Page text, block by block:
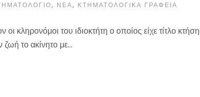
, ΝΕΑ, ΚΤΗΜΑΤΟΛΟΓΙΚΆ ΓΡΑΦΕΊΑ
κληρονόμοι του ιδιοκτήτη ο οποίος είχε τίτλο
το ακίνητο με...